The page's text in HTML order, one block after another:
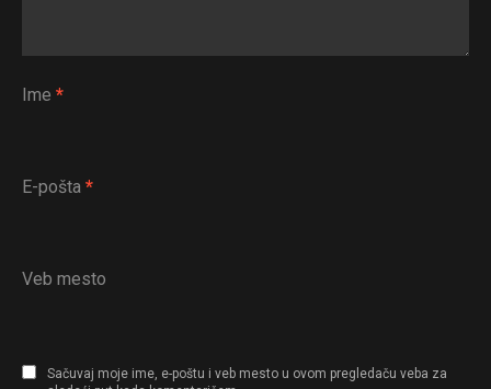
Ime *
E-pošta *
Veb mesto
Sačuvaj moje ime, e-poštu i veb mesto u ovom pregledaču veba za